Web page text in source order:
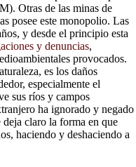
Otras de las minas de
posee este monopolio. Las
y desde el principio esta
y denuncias,
provocados.
es los daños
especialmente el
sus ríos y campos
ha ignorado y negado
deja claro la forma en que
haciendo y deshaciendo a